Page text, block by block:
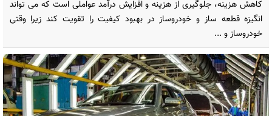
کاهش هزینه، جلوگیری از هزینه و افزایش درآمد عواملی است که می تواند
انگیزه قطعه ساز و خودروساز در بهبود کیفیت را تقویت کند زیرا وقتی
خودروساز و ...